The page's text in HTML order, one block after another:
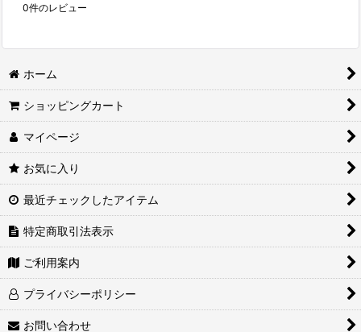
0件のレビュー
ホーム
ショッピングカート
マイページ
お気に入り
最近チェックしたアイテム
特定商取引法表示
ご利用案内
プライバシーポリシー
お問い合わせ